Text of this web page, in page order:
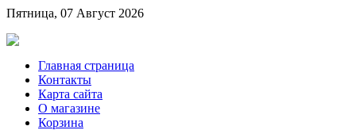
Пятница, 07 Август 2026
Главная страница
Контакты
Карта сайта
О магазине
Корзина